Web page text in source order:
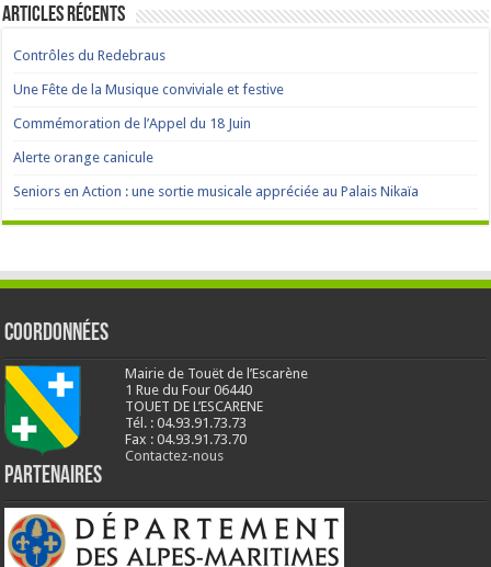
Articles récents
Contrôles du Redebraus
Une Fête de la Musique conviviale et festive
Commémoration de l’Appel du 18 Juin
Alerte orange canicule
Seniors en Action : une sortie musicale appréciée au Palais Nikaïa
Coordonnées
Mairie de Touët de l’Escarène
1 Rue du Four 06440
TOUET DE L’ESCARENE
Tél. : 04.93.91.73.73
Fax : 04.93.91.73.70
Contactez-nous
Partenaires